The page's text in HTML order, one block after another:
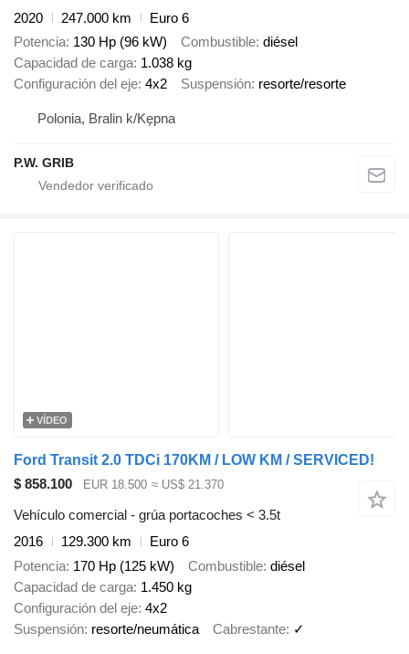
2020
247.000 km
Euro 6
Potencia 130 Hp (96 kW) Combustible diésel
Capacidad de carga 1.038 kg
Configuración del eje 4x2 Suspensión resorte/resorte
Polonia, Bralin k/Kępna
P.W. GRIB
VÍDEO
Ford Transit 2.0 TDCi 170KM / LOW KM / SERVICED!
$ 858.100
EUR 18.500 ≈ US$ 21.370
Vehículo comercial - grúa portacoches < 3.5t
2016
129.300 km
Euro 6
Potencia 170 Hp (125 kW) Combustible diésel
Capacidad de carga 1.450 kg
Configuración del eje 4x2
Suspensión resorte/neumática Cabrestante ✓